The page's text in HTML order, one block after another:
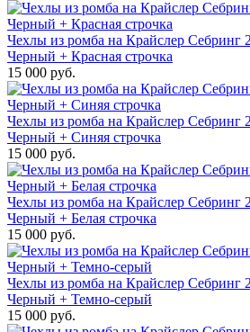
Чехлы из ромба на Крайслер Себринг
Черный + Красная строчка
15 000 руб.
Чехлы из ромба на Крайслер Себринг
Черный + Синяя строчка
15 000 руб.
Чехлы из ромба на Крайслер Себринг
Черный + Белая строчка
15 000 руб.
Чехлы из ромба на Крайслер Себринг
Черный + Темно-серый
15 000 руб.